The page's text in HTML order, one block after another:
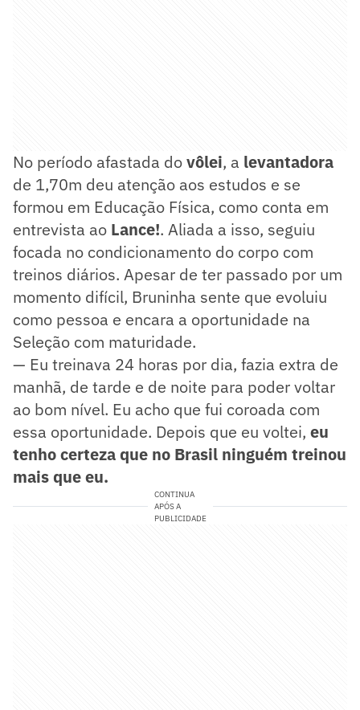
No período afastada dovôlei, a levantadora
de 1,70m deu atenção aos estudos e se
formou em Educação Física, como conta em
entrevista ao Lance!. Aliada a isso, seguiu
focada no condicionamento do corpo com
treinos diários. Apesar de ter passado por um
momento difícil, Bruninha sente que evoluiu
como pessoa e encara a oportunidade na
Seleção com maturidade.
— Eu treinava 24 horas por dia, fazia extra de
manhã, de tarde e de noite para poder voltar
ao bom nível. Eu acho que fui coroada com
essa oportunidade. Depois que eu voltei, eu
tenho certeza que no Brasil ninguém treinou
mais que eu.
CONTINUA
APÓS A
PUBLICIDADE